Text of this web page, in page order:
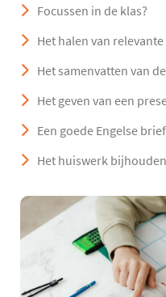
Focussen in de klas?
Het halen van
Het samenvatten van
Het geven van een
Een goede Engelse
Het huiswerk